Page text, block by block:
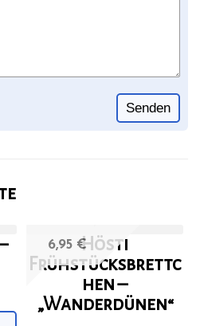
Hösti
Frühstücksbrettc
hen –
„Wanderdünen“
6,95 €